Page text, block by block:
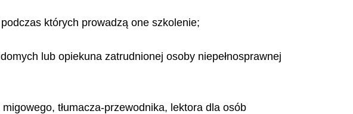
których prowadzą one szkolenie;
lub opiekuna zatrudnionej osoby niepełnosprawnej
tłumacza-przewodnika, lektora dla osób